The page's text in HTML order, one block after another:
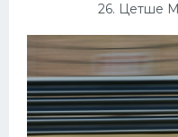
26. Цетше